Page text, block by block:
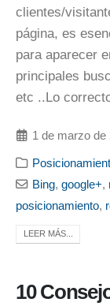
clientes/
página, es
para aparecer
principales
etc ..Lo
1 de marzo de
Bing,google+,
posicionamiento,
LEER MÁS...
10